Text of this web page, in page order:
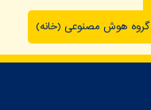
گروه هوش مصنوعی (خانه)